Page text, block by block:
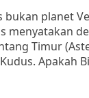
planet
menyatakan
Timur